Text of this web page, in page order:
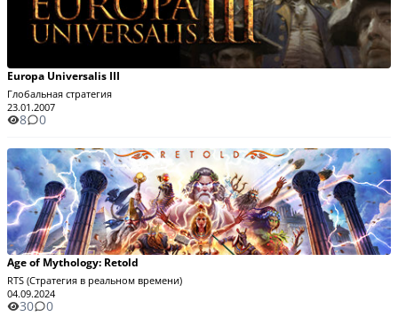
Europa Universalis III
Глобальная стратегия
23.01.2007
8 0
Age of Mythology: Retold
RTS (Стратегия в реальном времени)
04.09.2024
30 0